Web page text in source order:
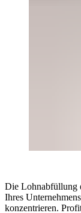
Die Lohnabfüllung
Ihres
konzentrieren.